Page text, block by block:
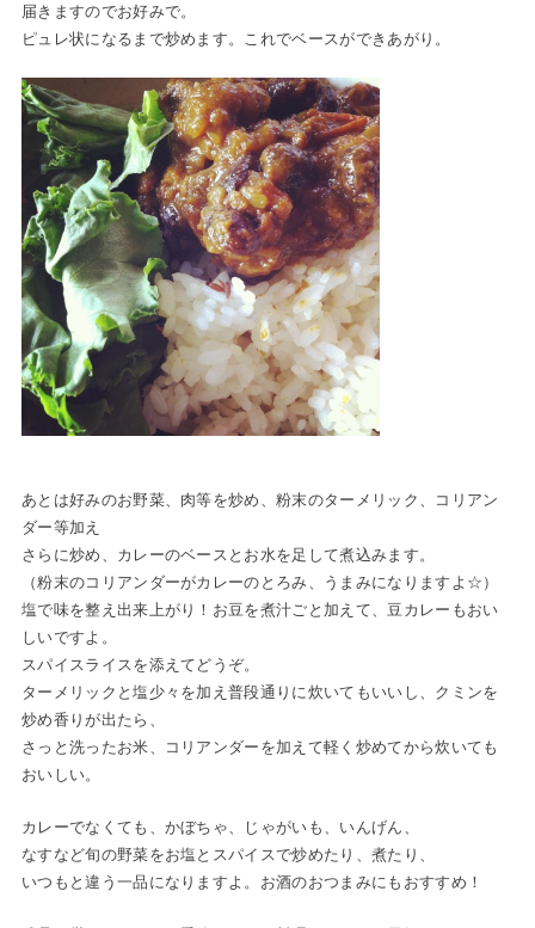
届きますのでお好みで。
ピュレ状になるまで炒めます。これでベースができあがり。
あとは好みのお野菜、肉等を炒め、粉末のターメリック、コリアン
ダー等加え
さらに炒め、カレーのベースとお水を足して煮込みます。
（粉末のコリアンダーがカレーのとろみ、うまみになりますよ☆）
塩で味を整え出来上がり！お豆を煮汁ごと加えて、豆カレーもおい
しいですよ。
スパイスライスを添えてどうぞ。
ターメリックと塩少々を加え普段通りに炊いてもいいし、クミンを
炒め香りが出たら、
さっと洗ったお米、コリアンダーを加えて軽く炒めてから炊いても
おいしい。
カレーでなくても、かぼちゃ、じゃがいも、いんげん、
なすなど旬の野菜をお塩とスパイスで炒めたり、煮たり、
いつもと違う一品になりますよ。お酒のおつまみにもおすすめ！